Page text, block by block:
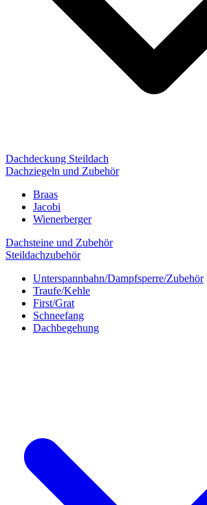
Dachdeckung Steildach
Dachziegeln und Zubehör
Braas
Jacobi
Wienerberger
Dachsteine und Zubehör
Steildachzubehör
Unterspannbahn/Dampfsperre/Zubehör
Traufe/Kehle
First/Grat
Schneefang
Dachbegehung